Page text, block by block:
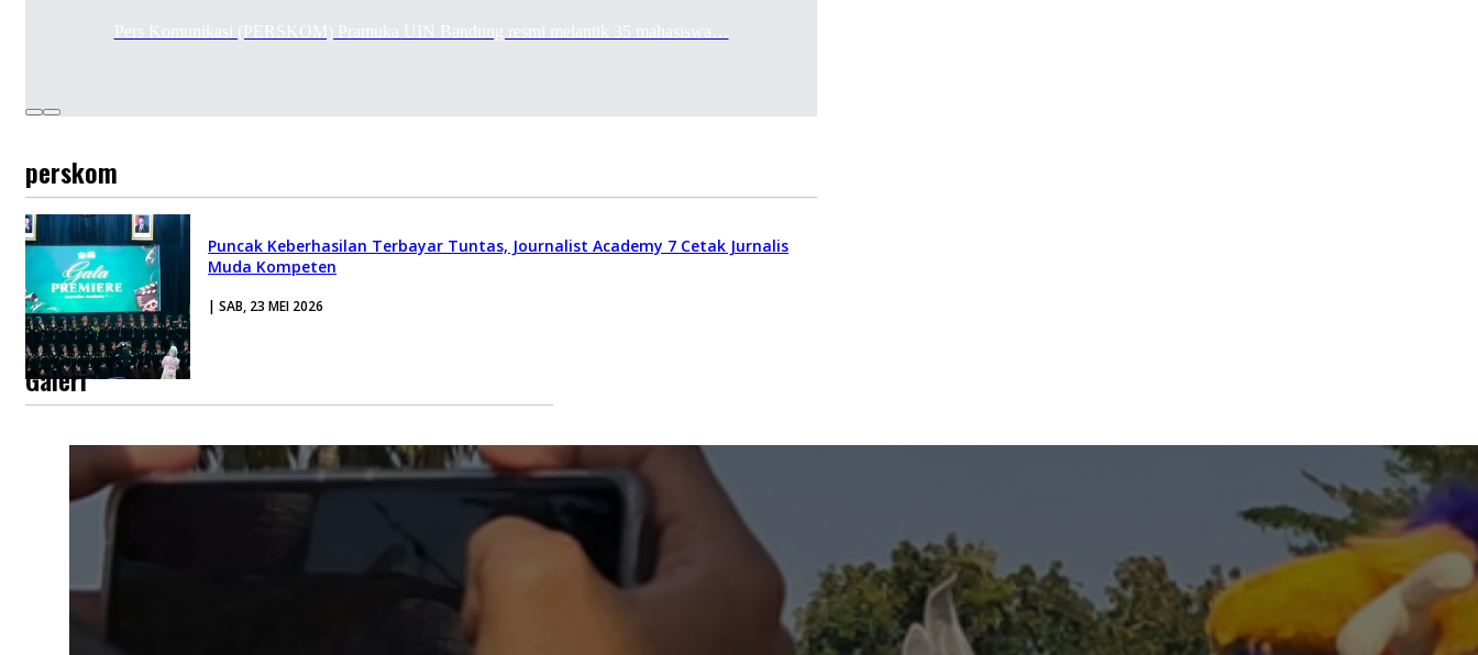
Pers Komunikasi (PERSKOM) Pramuka UIN Bandung resmi melantik 35 mahasiswa…
perskom
Puncak Keberhasilan Terbayar Tuntas, Journalist Academy 7 Cetak Jurnalis
Muda Kompeten
| SAB, 23 MEI 2026
Galeri